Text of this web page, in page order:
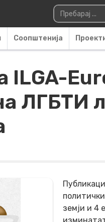
Пребарувај
Соопштенија
ЛГБТИ
земји и 4